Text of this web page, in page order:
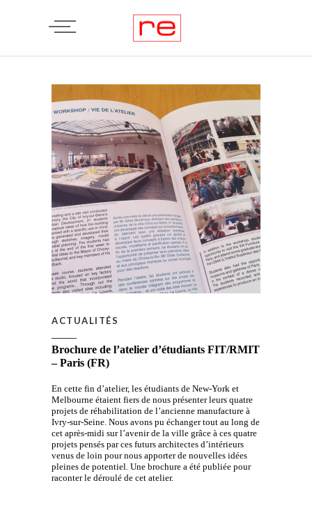
ACTUALITÉS
Brochure de l’atelier d’étudiants FIT/RMIT
– Paris (FR)
En cette fin d’atelier, les étudiants de New-York et
Melbourne étaient fiers de nous présenter leurs quatre
projets de réhabilitation de l’ancienne manufacture à
Ivry-sur-Seine. Nous avons pu échanger tout au long de
cet après-midi sur l’avenir de la ville grâce à ces quatre
projets pensés par ces futurs architectes d’intérieurs
venus de loin pour nous apporter de nouvelles idées
pleines de potentiel. Une brochure a été publiée pour
raconter le déroulé de cet atelier.